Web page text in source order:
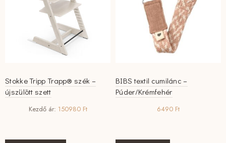
Stokke Tripp Trapp® szék –
újszülött szett
Kezdő ár: 150980 Ft
BIBS textil cumilánc –
Púder/Krémfehér
6490 Ft